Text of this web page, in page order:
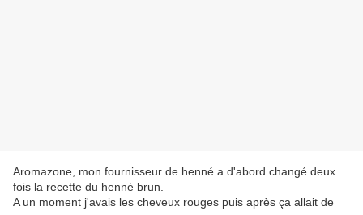
Aromazone, mon fournisseur de henné a d'abord changé deux
fois la recette du henné brun.
A un moment j'avais les cheveux rouges puis après ça allait de